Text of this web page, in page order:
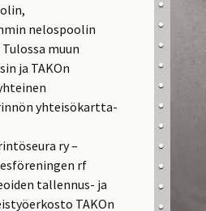
nelospoolin
muun
ja TAKOn
yhteisökartta-
ry –
rf
tallennus- ja
TAKOn